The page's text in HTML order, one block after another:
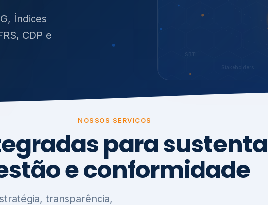
de resíduos
Stakeholders
SBTi
NOSSOS SERVIÇOS
para
e conformidade
transparência,